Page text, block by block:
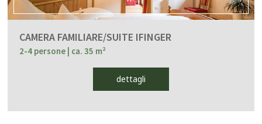
CAMERA FAMILIARE/SUITE IFINGER
2-4 persone | ca. 35 m²
dettagli